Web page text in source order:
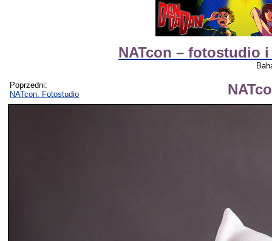
NATcon – fotostudio
Poprzedni:
NATcon: Fotostudio